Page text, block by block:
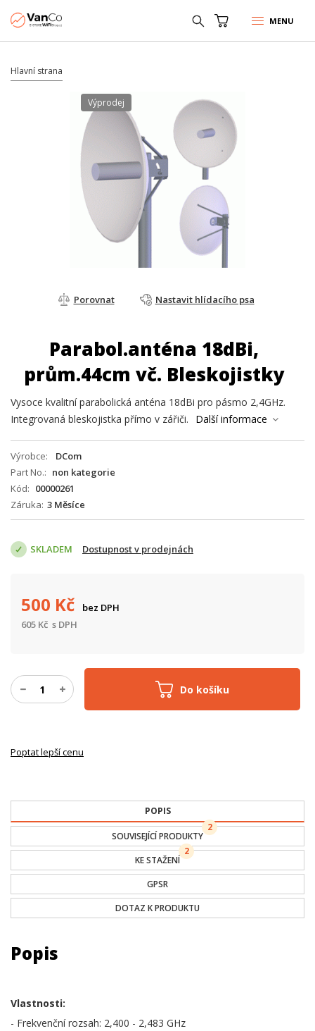
MENU
Hlavní strana
Výprodej
Porovnat Nastavit hlídacího psa
Parabol.anténa 18dBi,
prům.44cm vč. Bleskojistky
Vysoce kvalitní parabolická anténa 18dBi pro pásmo 2,4GHz.
Integrovaná bleskojistka přímo v zářiči.
Další informace
Výrobce
DCom
Part No.
non kategorie
Kód
00000261
Záruka 3 Měsíce
SKLADEM Dostupnost v prodejnách
Do košíku
500 Kč
bez DPH
605 Kč s DPH
Poptat lepší cenu
POPIS
SOUVISEJÍCÍ PRODUKTY
2
KE STAŽENÍ
2
GPSR
DOTAZ K PRODUKTU
Popis
Vlastnosti:
- Frekvenční rozsah: 2,400 - 2,483 GHz